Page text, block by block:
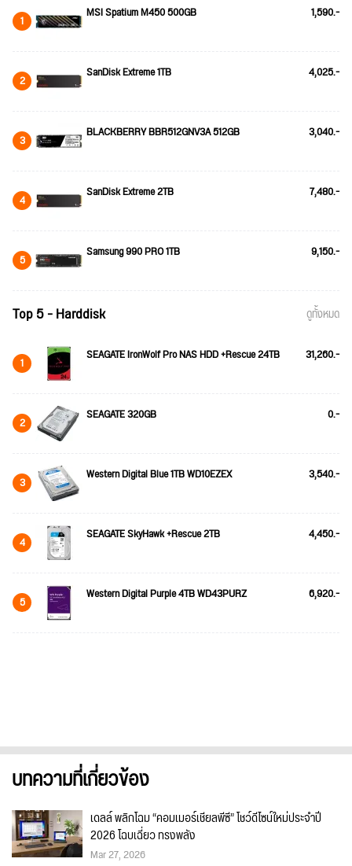
1 MSI Spatium M450 500GB 1,590.-
2 SanDisk Extreme 1TB 4,025.-
3 BLACKBERRY BBR512GNV3A 512GB 3,040.-
4 SanDisk Extreme 2TB 7,480.-
5 Samsung 990 PRO 1TB 9,150.-
Top 5 - Harddisk ดูทั้งหมด
1 SEAGATE IronWolf Pro NAS HDD +Rescue 24TB 31,260.-
2 SEAGATE 320GB 0.-
3 Western Digital Blue 1TB WD10EZEX 3,540.-
4 SEAGATE SkyHawk +Rescue 2TB 4,450.-
5 Western Digital Purple 4TB WD43PURZ 6,920.-
บทความที่เกี่ยวข้อง
เดลล์ พลิกโฉม “คอมเมอร์เชียลพีซี” โชว์ดีไซน์ใหม่ประจำปี
2026 โฉบเฉี่ยว ทรงพลัง
Mar 27, 2026